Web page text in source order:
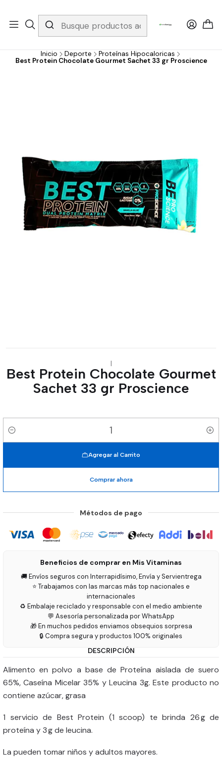
Whatsapp 3229079958/ Fijo 6019251796 / Envios a todo el país y
gratis apartir de 199.000!
Inicio Deporte
Proteínas Hipocaloricas
Best Protein Chocolate Gourmet Sachet 33 gr Proscience
|
Best Protein Chocolate Gourmet
Sachet 33 gr Proscience
Cantidad
Agregar al Carrito
Comprar ahora
Métodos de pago
Beneficios de comprar en Mis Vitaminas
🚚 Envíos seguros con Interrapidísimo, Envía y Servientrega
⭐ Trabajamos con las marcas más top nacionales e
internacionales
♻️ Embalaje reciclado y responsable con el medio ambiente
💬 Asesoría personalizada por WhatsApp
🎁 En muchos pedidos enviamos obsequios sorpresa
🔒 Compra segura y productos 100% originales
DESCRIPCIÓN
Alimento en polvo a base de Proteína aislada de suero
65%, Caseína Micelar 35% y Leucina 3g. Este producto no
contiene azúcar, grasa
1 servicio de Best Protein (1 scoop) te brinda 26 g de
proteína y 3 g de leucina.
La pueden tomar niños y adultos mayores.